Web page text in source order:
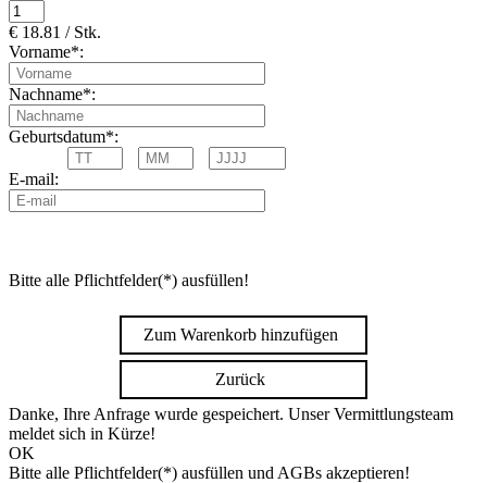
€ 18.81 / Stk.
Vorname*:
Nachname*:
Geburtsdatum*:
E-mail:
Bitte alle Pflichtfelder(*) ausfüllen!
Zum Warenkorb hinzufügen
Zurück
Danke, Ihre Anfrage wurde gespeichert. Unser Vermittlungsteam
meldet sich in Kürze!
OK
Bitte alle Pflichtfelder(*) ausfüllen und AGBs akzeptieren!